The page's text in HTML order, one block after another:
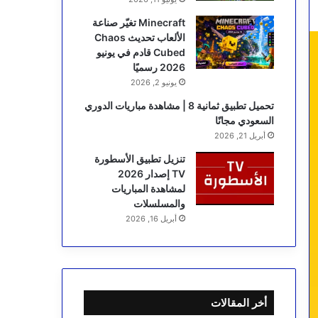
Minecraft تغيّر صناعة
الألعاب تحديث Chaos
Cubed قادم في يونيو
2026 رسميًا
يونيو 2, 2026
تحميل تطبيق ثمانية 8 | مشاهدة مباريات الدوري
السعودي مجانًا
أبريل 21, 2026
تنزيل تطبيق الأسطورة
TV إصدار 2026
لمشاهدة المباريات
والمسلسلات
أبريل 16, 2026
أخر المقالات